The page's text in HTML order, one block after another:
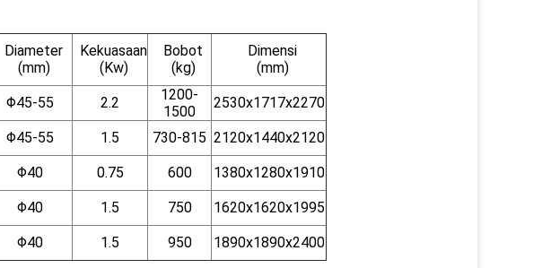
Diameter
(mm)
Kekuasaan
(Kw)
Bobot
(kg)
Dimensi
(mm)
Φ45-55 2.2
1200-
1500
2530x1717x2270
Φ45-55 1.5 730-815 2120x1440x2120
Φ40 0.75 600
1380x1280x1910
Φ40 1.5 750
1620x1620x1995
Φ40 1.5 950 1890x1890x2400